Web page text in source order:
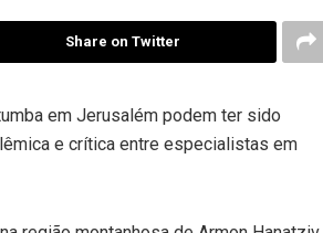
Share on Twitter
em Jerusalém podem ter sido
e crítica entre especialistas em